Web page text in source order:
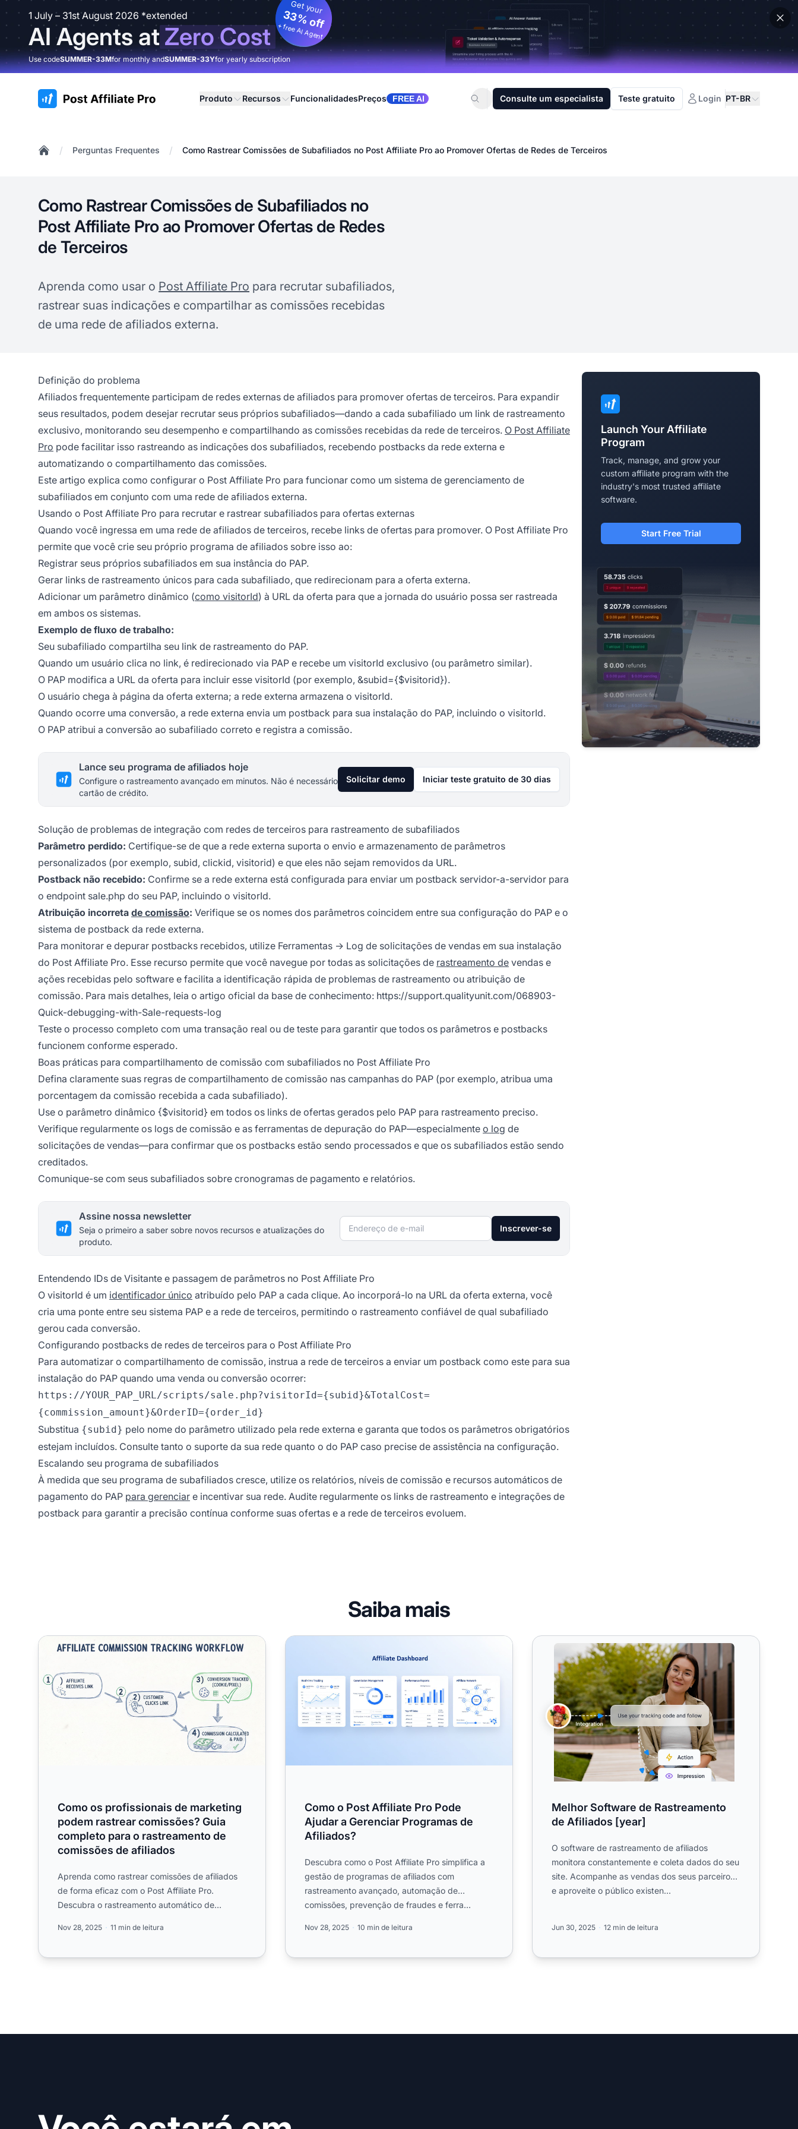
1 July – 31st August 2026 *extended
AI Agents atZero Cost
Get your
33% off
+ free AI Agent
Use codeSUMMER-33Mfor monthly andSUMMER-33Yfor yearly subscription
:site.title Produto Recursos FuncionalidadesPreços FREE AI Consulte um especialista Teste gratuito Login PT-BR
/ Perguntas Frequentes / Como Rastrear Comissões de Subafiliados no Post Affiliate Pro ao Promover Ofertas de Redes de Terceiros
Como Rastrear Comissões de Subafiliados no
Post Affiliate Pro ao Promover Ofertas de Redes
de Terceiros
Aprenda como usar o Post Affiliate Pro para recrutar subafiliados,
rastrear suas indicações e compartilhar as comissões recebidas
de uma rede de afiliados externa.
Definição do problema
Afiliados frequentemente participam de redes externas de afiliados para promover ofertas de terceiros. Para expandir
seus resultados, podem desejar recrutar seus próprios subafiliados—dando a cada subafiliado um link de rastreamento
exclusivo, monitorando seu desempenho e compartilhando as comissões recebidas da rede de terceiros. O Post Affiliate
Pro pode facilitar isso rastreando as indicações dos subafiliados, recebendo postbacks da rede externa e
automatizando o compartilhamento das comissões.
Este artigo explica como configurar o Post Affiliate Pro para funcionar como um sistema de gerenciamento de
subafiliados em conjunto com uma rede de afiliados externa.
Usando o Post Affiliate Pro para recrutar e rastrear subafiliados para ofertas externas
Quando você ingressa em uma rede de afiliados de terceiros, recebe links de ofertas para promover. O Post Affiliate Pro
permite que você crie seu próprio programa de afiliados sobre isso ao:
Registrar seus próprios subafiliados em sua instância do PAP.
Gerar links de rastreamento únicos para cada subafiliado, que redirecionam para a oferta externa.
Adicionar um parâmetro dinâmico (como visitorId) à URL da oferta para que a jornada do usuário possa ser rastreada
em ambos os sistemas.
Exemplo de fluxo de trabalho:
Seu subafiliado compartilha seu link de rastreamento do PAP.
Quando um usuário clica no link, é redirecionado via PAP e recebe um visitorId exclusivo (ou parâmetro similar).
O PAP modifica a URL da oferta para incluir esse visitorId (por exemplo, &subid={$visitorid}).
O usuário chega à página da oferta externa; a rede externa armazena o visitorId.
Quando ocorre uma conversão, a rede externa envia um postback para sua instalação do PAP, incluindo o visitorId.
O PAP atribui a conversão ao subafiliado correto e registra a comissão.
Lance seu programa de afiliados hoje
Configure o rastreamento avançado em minutos. Não é necessário
cartão de crédito.
Solicitar demo Iniciar teste gratuito de 30 dias
Solução de problemas de integração com redes de terceiros para rastreamento de subafiliados
Parâmetro perdido: Certifique-se de que a rede externa suporta o envio e armazenamento de parâmetros
personalizados (por exemplo, subid, clickid, visitorid) e que eles não sejam removidos da URL.
Postback não recebido: Confirme se a rede externa está configurada para enviar um postback servidor-a-servidor para
o endpoint sale.php do seu PAP, incluindo o visitorId.
Atribuição incorreta de comissão: Verifique se os nomes dos parâmetros coincidem entre sua configuração do PAP e o
sistema de postback da rede externa.
Para monitorar e depurar postbacks recebidos, utilize Ferramentas → Log de solicitações de vendas em sua instalação
do Post Affiliate Pro. Esse recurso permite que você navegue por todas as solicitações de rastreamento de vendas e
ações recebidas pelo software e facilita a identificação rápida de problemas de rastreamento ou atribuição de
comissão. Para mais detalhes, leia o artigo oficial da base de conhecimento: https://support.qualityunit.com/068903-
Quick-debugging-with-Sale-requests-log
Teste o processo completo com uma transação real ou de teste para garantir que todos os parâmetros e postbacks
funcionem conforme esperado.
Boas práticas para compartilhamento de comissão com subafiliados no Post Affiliate Pro
Defina claramente suas regras de compartilhamento de comissão nas campanhas do PAP (por exemplo, atribua uma
porcentagem da comissão recebida a cada subafiliado).
Use o parâmetro dinâmico {$visitorid} em todos os links de ofertas gerados pelo PAP para rastreamento preciso.
Verifique regularmente os logs de comissão e as ferramentas de depuração do PAP—especialmente o log de
solicitações de vendas—para confirmar que os postbacks estão sendo processados e que os subafiliados estão sendo
creditados.
Comunique-se com seus subafiliados sobre cronogramas de pagamento e relatórios.
Assine nossa newsletter
Seja o primeiro a saber sobre novos recursos e atualizações do
produto.
Endereço de e-mail Inscrever-se
Entendendo IDs de Visitante e passagem de parâmetros no Post Affiliate Pro
O visitorId é um identificador único atribuído pelo PAP a cada clique. Ao incorporá-lo na URL da oferta externa, você
cria uma ponte entre seu sistema PAP e a rede de terceiros, permitindo o rastreamento confiável de qual subafiliado
gerou cada conversão.
Configurando postbacks de redes de terceiros para o Post Affiliate Pro
Para automatizar o compartilhamento de comissão, instrua a rede de terceiros a enviar um postback como este para sua
instalação do PAP quando uma venda ou conversão ocorrer:
https://YOUR_PAP_URL/scripts/sale.php?visitorId={subid}&TotalCost=
{commission_amount}&OrderID={order_id}
Substitua {subid} pelo nome do parâmetro utilizado pela rede externa e garanta que todos os parâmetros obrigatórios
estejam incluídos. Consulte tanto o suporte da sua rede quanto o do PAP caso precise de assistência na configuração.
Escalando seu programa de subafiliados
À medida que seu programa de subafiliados cresce, utilize os relatórios, níveis de comissão e recursos automáticos de
pagamento do PAP para gerenciar e incentivar sua rede. Audite regularmente os links de rastreamento e integrações de
postback para garantir a precisão contínua conforme suas ofertas e a rede de terceiros evoluem.
Launch Your Affiliate
Program
Track, manage, and grow your
custom affiliate program with the
industry's most trusted affiliate
software.
Start Free Trial
Saiba mais
Como os profissionais de marketing podem rastrear comissões? Guia completo para o rastreamento de comissões de afiliados
Como os profissionais de marketing
podem rastrear comissões? Guia
completo para o rastreamento de
comissões de afiliados
Aprenda como rastrear comissões de afiliados
de forma eficaz com o Post Affiliate Pro.
Descubra o rastreamento automático de
Nov 28, 2025 11 min de leitura
Como o Post Affiliate Pro Pode Ajudar a Gerenciar Programas de Afiliados?
Como o Post Affiliate Pro Pode
Ajudar a Gerenciar Programas de
Afiliados?
Descubra como o Post Affiliate Pro simplifica a
gestão de programas de afiliados com
rastreamento avançado, automação de
comissões, prevenção de fraudes e ferra...
Nov 28, 2025 10 min de leitura
Melhor Software de Rastreamento de Afiliados [year]
Melhor Software de Rastreamento
de Afiliados [year]
O software de rastreamento de afiliados
monitora constantemente e coleta dados do seu
site. Acompanhe as vendas dos seus parceiros
e aproveite o público existen...
Jun 30, 2025 12 min de leitura